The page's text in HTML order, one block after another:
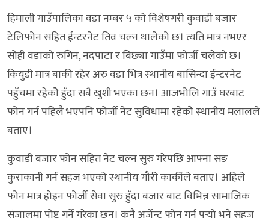
हिमाली गाउँपालिका वडा नम्बर ५ को विशेषगरी कुवाडी बजार
टेलिफोन सहित ईन्टरनेट तिव्र चल्न थालेको छ। त्यति मात्र नभएर
सोही वडाको रुगिन, नदपाटा र बिछ्या गाउँमा फोर्जी चलेको छ।
कियुडी मात्र बाकी रहेर अरु वडा भित्र स्थानीय बासिन्दा ईन्टरनेट
पहुँचमा रहेकोे हुँदा सबै खुशी भएका छन। आजभोलि गाउँ घरबाट
फोन गर्न पहिलै भएपनि फोर्जी नेट सुविधामा रहेकोे स्थानीय मलालले
बताए।
कुवाडी बजार फोन सहित नेट चल्न सुरु गरेपछि आफ्ना सङ
कुराकानी गर्न सहज भएको स्थानीय गौरी कार्कीले बताए। अहिले
फोन मात्र होइन फोर्जी सेवा सुरु हुँदा बजार बाट विभिन्न सामाजिक